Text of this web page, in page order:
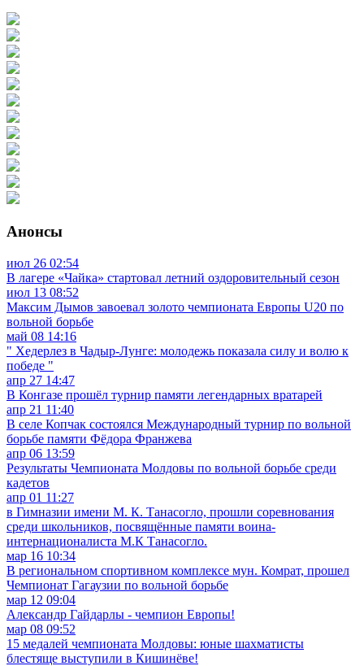
Анонсы
июл 26 02:54
В лагере «Чайка» стартовал летний оздоровительный сезон
июл 13 08:52
Максим Дымов завоевал золото чемпионата Европы U20 по
вольной борьбе
май 08 14:16
" Хедерлез в Чадыр-Лунге: молодежь показала силу и волю к
победе "
апр 27 14:47
В Конгазе прошёл турнир памяти легендарных вратарей
апр 21 11:40
В селе Копчак состоялся Международный турнир по вольной
борьбе памяти Фёдора Франжева
апр 06 13:59
Результаты Чемпионата Молдовы по вольной борьбе среди
кадетов
апр 01 11:27
в Гимназии имени М. К. Танасогло, прошли соревнования
среди школьников, посвящённые памяти воина-
интернационалиста М.К Танасогло.
мар 16 10:34
В региональном спортивном комплексе мун. Комрат, прошел
Чемпионат Гагаузии по вольной борьбе
мар 12 09:04
Александр Гайдарлы - чемпион Европы!
мар 08 09:52
15 медалей чемпионата Молдовы: юные шахматисты
блестяще выступили в Кишинёве!